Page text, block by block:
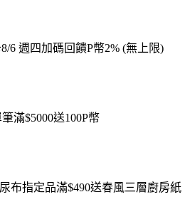
6 週四加碼回饋P幣2% (無上限)
滿$5000送100P幣
布指定品滿$490送春風三層廚房紙